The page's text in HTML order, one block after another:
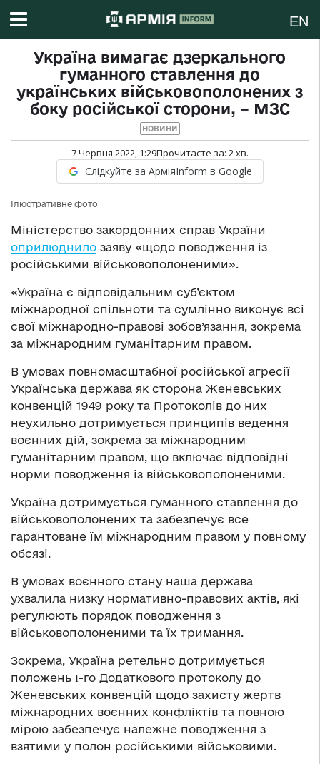
EN
Україна вимагає дзеркального
гуманного ставлення до
українських військовополонених з
боку російської сторони, – МЗС
НОВИНИ
7 Червня 2022, 1:29Прочитаєте за: 2хв.
Слідкуйте за АрміяInform в Google
Ілюстративне фото
Міністерство закордонних справ України
оприлюднило заяву «щодо поводження із
російськими військовополоненими».
«Україна є відповідальним суб’єктом
міжнародної спільноти та сумлінно виконує всі
свої міжнародно-правові зобов’язання, зокрема
за міжнародним гуманітарним правом.
В умовах повномасштабної російської агресії
Українська держава як сторона Женевських
конвенцій 1949 року та Протоколів до них
неухильно дотримується принципів ведення
воєнних дій, зокрема за міжнародним
гуманітарним правом, що включає відповідні
норми поводження із військовополоненими.
Україна дотримується гуманного ставлення до
військовополонених та забезпечує все
гарантоване їм міжнародним правом у повному
обсязі.
В умовах воєнного стану наша держава
ухвалила низку нормативно-правових актів, які
регулюють порядок поводження з
військовополоненими та їх тримання.
Зокрема, Україна ретельно дотримується
положень Ι-го Додаткового протоколу до
Женевських конвенцій щодо захисту жертв
міжнародних воєнних конфліктів та повною
мірою забезпечує належне поводження з
взятими у полон російськими військовими.